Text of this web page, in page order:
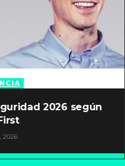
2026 según
2026